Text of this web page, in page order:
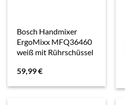
Bosch Handmixer
ErgoMixx MFQ36460
weiß mit Rührschüssel
59,99€